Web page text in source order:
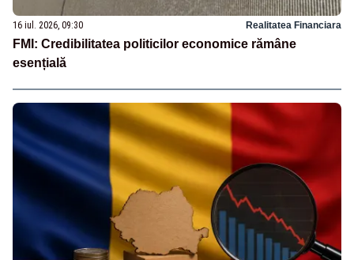
16 iul. 2026, 09:30 Realitatea Financiara
FMI: Credibilitatea politicilor economice rămâne
esențială